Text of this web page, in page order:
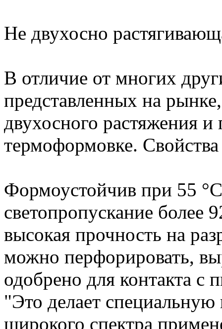
Не двухосно
В отличие от многих
представленных на
двухосного растяжения и
термоформовке. Свойства
Формоустойчив при 55 °C
светопропускание более
высокая прочность на
можно перфорировать,
одобрено для контакта
"Это делает
широкого спектра